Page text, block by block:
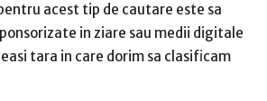
acest tip de cautare este sa
in ziare sau medii digitale
tara in care dorim sa clasificam